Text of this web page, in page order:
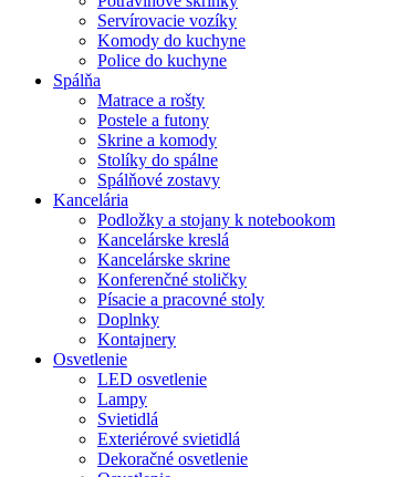
Servírovacie vozíky
Komody do kuchyne
Police do kuchyne
Spálňa
Matrace a rošty
Postele a futony
Skrine a komody
Stolíky do spálne
Spálňové zostavy
Kancelária
Podložky a stojany k notebookom
Kancelárske kreslá
Kancelárske skrine
Konferenčné stoličky
Písacie a pracovné stoly
Doplnky
Kontajnery
Osvetlenie
LED osvetlenie
Lampy
Svietidlá
Exteriérové svietidlá
Dekoračné osvetlenie